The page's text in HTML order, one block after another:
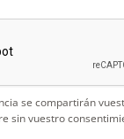
se compartirán
sin vuestro